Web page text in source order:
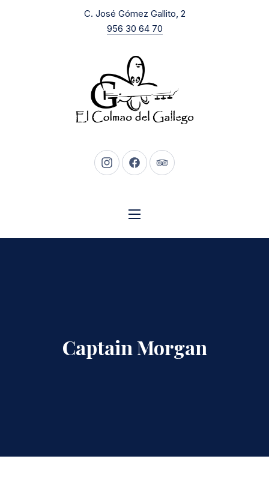
C. José Gómez Gallito, 2New Window
956 30 64 70
New Window
New WindowNew Window
NAVIGATION
Captain Morgan